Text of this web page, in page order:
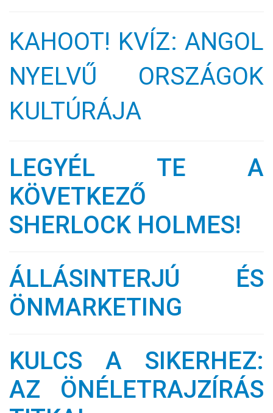
KAHOOT! KVÍZ: ANGOL
NYELVŰ ORSZÁGOK
KULTÚRÁJA
LEGYÉL TE A
KÖVETKEZŐ
SHERLOCK HOLMES!
ÁLLÁSINTERJÚ ÉS
ÖNMARKETING
KULCS A SIKERHEZ:
AZ ÖNÉLETRAJZÍRÁS